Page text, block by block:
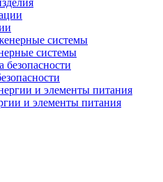
системы
и элементы питания